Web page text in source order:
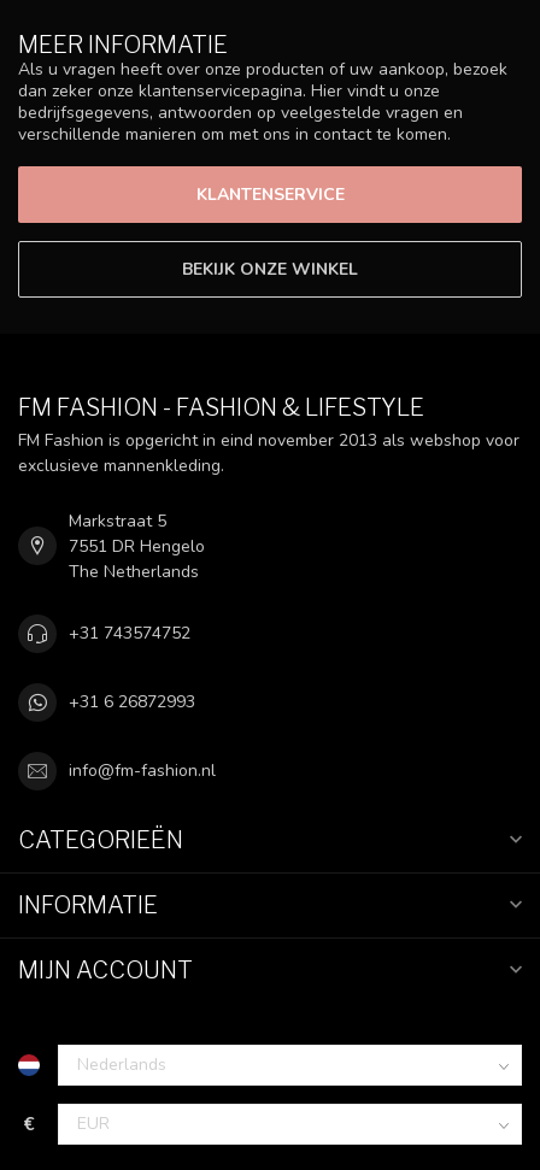
MEER INFORMATIE
Als u vragen heeft over onze producten of uw aankoop, bezoek
dan zeker onze klantenservicepagina. Hier vindt u onze
bedrijfsgegevens, antwoorden op veelgestelde vragen en
verschillende manieren om met ons in contact te komen.
KLANTENSERVICE
BEKIJK ONZE WINKEL
FM FASHION - FASHION & LIFESTYLE
FM Fashion is opgericht in eind november 2013 als webshop voor
exclusieve mannenkleding.
Markstraat 5
7551 DR Hengelo
The Netherlands
+31 743574752
+31 6 26872993
info@fm-fashion.nl
CATEGORIEËN
INFORMATIE
MIJN ACCOUNT
€